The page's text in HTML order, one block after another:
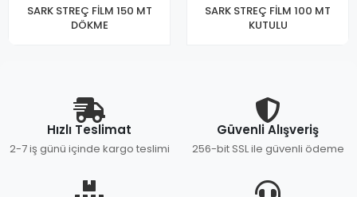
SARK STREÇ FİLM 150 MT
DÖKME
SARK STREÇ FİLM 100 MT
KUTULU
Hızlı Teslimat
2-7 iş günü içinde kargo teslimi
Güvenli Alışveriş
256-bit SSL ile güvenli ödeme